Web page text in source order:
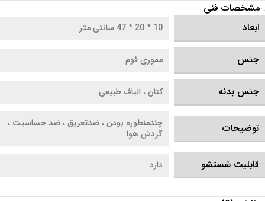
مشخصات فنی
ابعاد
10 * 20 * 47 سانتی متر
جنس مموری فوم
جنس بدنه کتان ، الیاف طبیعی
توضیحات
چندمنظوره بودن ، ضدتعریق ، ضد حساسیت ،
گردش هوا
قابلیت شستشو دارد